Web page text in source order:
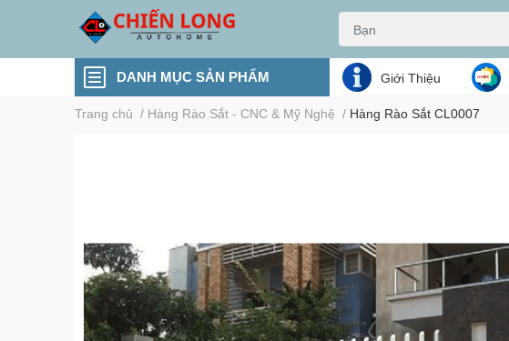
DANH MỤC SẢN PHẨM Giới Thiệu
Trang chủ / Hàng Rào Sắt - CNC & Mỹ Nghệ / Hàng Rào Sắt CL0007